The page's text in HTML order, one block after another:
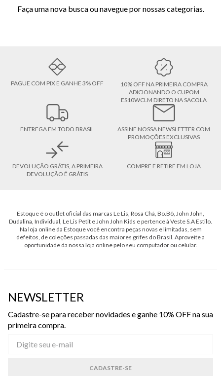
Faça uma nova busca ou navegue por nossas categorias.
PAGUE COM PIX E GANHE 3% OFF
10% OFF NA PRIMEIRA COMPRA
ADICIONANDO O CUPOM
ES10WCLM DIRETO NA SACOLA
ENTREGA EM TODO BRASIL
ASSINE NOSSA NEWSLETTER COM
PROMOÇÕES EXCLUSIVAS
DEVOLUÇÃO GRÁTIS, A PRIMEIRA
DEVOLUÇÃO É GRÁTIS
COMPRE E RETIRE EM LOJA
Estoque é o outlet oficial das marcas Le Lis, Rosa Chá, Bo.Bô, John John,
Dudalina, Individual, Le Lis Petit e John John Kids e pertence à Veste S.A Estilo.
Na loja online da Estoque você encontra peças novas e limitadas, sem
defeitos, de coleções passadas das maiores grifes do Brasil. Aproveite a
oportunidade da nossa loja online pelo seu computador ou celular.
NEWSLETTER
Cadastre-se para receber novidades e ganhe 10% OFF na sua
primeira compra.